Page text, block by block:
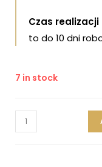
Czas
to do 10 dni
7 in stock